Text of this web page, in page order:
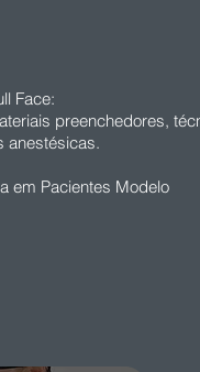
Face:
preenchedores,
anestésicas.
em Pacientes Modelo